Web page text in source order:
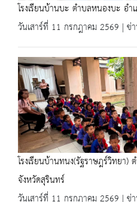
โรงเรียนบ้านบะ ตำบลหนองบะ อ
วันเสาร์ที่ 11 กรกฎาคม 2569 | ข่
โรงเรียนบ้านทนง(รัฐราษฎร์วิทยา
จังหวัดสุรินทร์